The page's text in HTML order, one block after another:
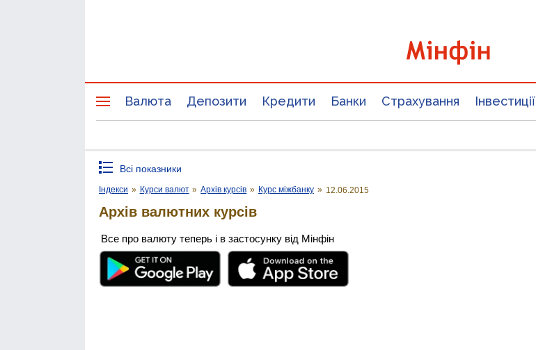
Валюта Депозити Кредити Банки Страхування Інвестиції
Всі показники
Індекси » Курси валют » Архів курсів » Курс міжбанку » 12.06.2015
Архів валютних курсів
Все про валюту теперь і в застосунку від Мінфін